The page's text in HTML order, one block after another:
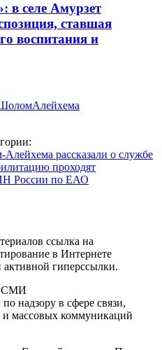
в селе Амурзет
ставшая
воспитания и
рассказали о службе
проходят
России по ЕАО
ссылка на
в Интернете
гиперссылки.
СМИ
надзору в сфере связи,
массовых коммуникаций